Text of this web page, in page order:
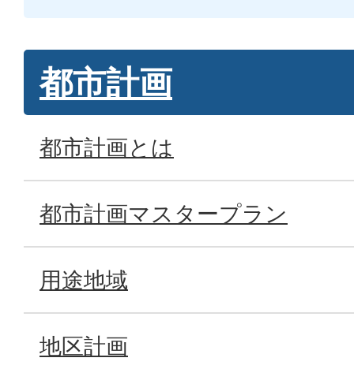
都市計画
都市計画とは
都市計画マスタープラン
用途地域
地区計画